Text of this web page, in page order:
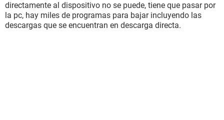
directamente al dispositivo no se puede, tiene que pasar por
la pc, hay miles de programas para bajar incluyendo las
descargas que se encuentran en descarga directa.